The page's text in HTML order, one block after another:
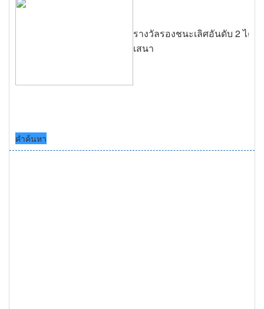
รางวัลรองชนะเลิศอันดับ 2 ได้แ
เสนา
คำค้นหา